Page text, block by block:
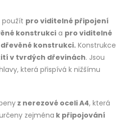
použít pro viditelné připojení
konstrukci a pro viditelné
konstrukci. Konstrukce
v tvrdých dřevinách. Jsou
která přispívá k nižšímu
z nerezové oceli A4, která
zejména k připojování